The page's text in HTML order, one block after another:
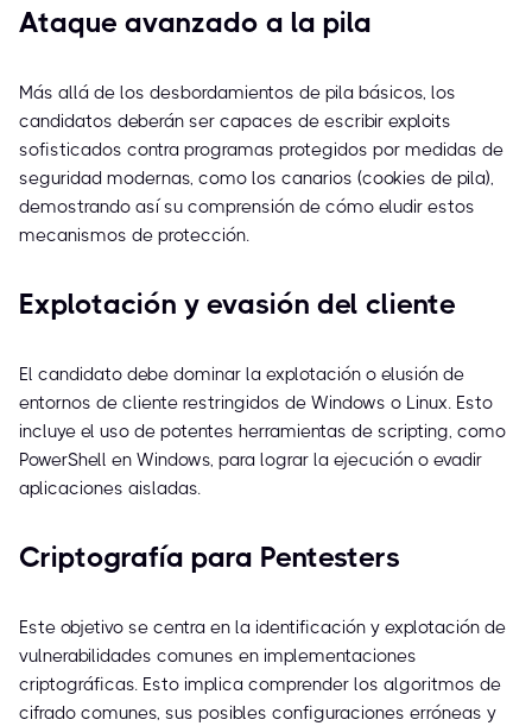
Ataque avanzado a la pila
Más allá de los desbordamientos de pila básicos, los
candidatos deberán ser capaces de escribir exploits
sofisticados contra programas protegidos por medidas de
seguridad modernas, como los canarios (cookies de pila),
demostrando así su comprensión de cómo eludir estos
mecanismos de protección.
Explotación y evasión del cliente
El candidato debe dominar la explotación o elusión de
entornos de cliente restringidos de Windows o Linux. Esto
incluye el uso de potentes herramientas de scripting, como
PowerShell en Windows, para lograr la ejecución o evadir
aplicaciones aisladas.
Criptografía para Pentesters
Este objetivo se centra en la identificación y explotación de
vulnerabilidades comunes en implementaciones
criptográficas. Esto implica comprender los algoritmos de
cifrado comunes, sus posibles configuraciones erróneas y